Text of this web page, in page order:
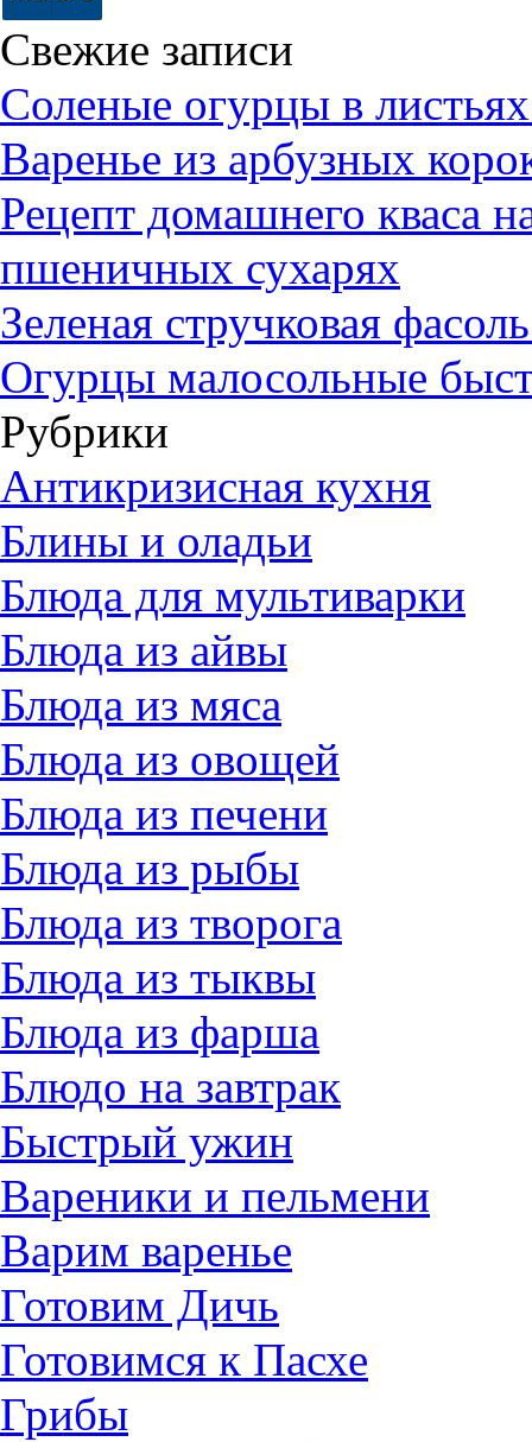
Свежие записи
Соленые огурцы в
Варенье из арбузных
Рецепт домашнего кваса
пшеничных сухарях
Зеленая стручковая
Огурцы малосольные
Рубрики
Антикризисная кухня
Блины и оладьи
Блюда для мультиварки
Блюда из айвы
Блюда из мяса
Блюда из овощей
Блюда из печени
Блюда из рыбы
Блюда из творога
Блюда из тыквы
Блюда из фарша
Блюдо на завтрак
Быстрый ужин
Вареники и пельмени
Варим варенье
Готовим Дичь
Готовимся к Пасхе
Грибы